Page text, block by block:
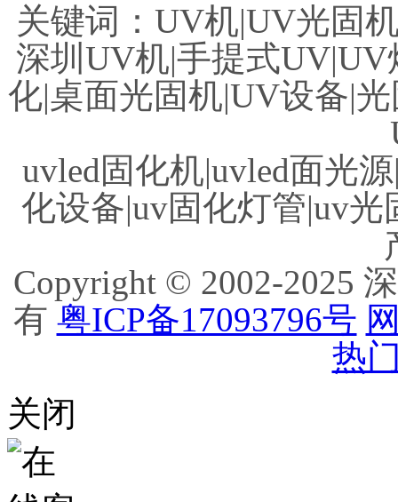
关键词：UV机|UV光固
深圳UV机|手提式
化|桌面光固机|UV设备|
uvled固化机|uvled面光
化设备|uv固化灯管|uv
Copyright © 2002-2025
有 粤ICP备17093796号
热
关闭